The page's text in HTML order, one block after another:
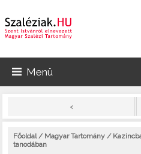
Menü
<
Főoldal/ Magyar Tartomány /
tanodában